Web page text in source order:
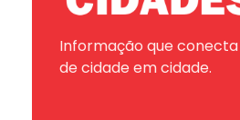
Informação que
de cidade em cidade.